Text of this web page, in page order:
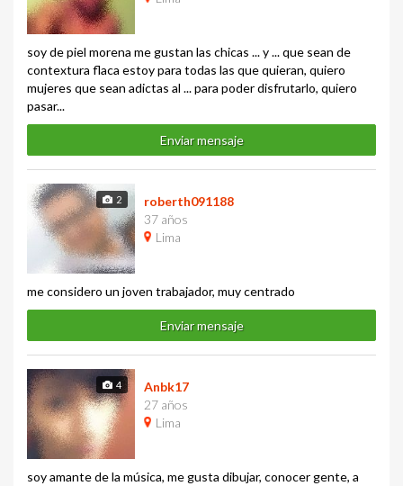
soy de piel morena me gustan las chicas ... y ... que sean de
contextura flaca estoy para todas las que quieran, quiero
mujeres que sean adictas al ... para poder disfrutarlo, quiero
pasar...
Enviar mensaje
2
roberth091188
37 años
Lima
me considero un joven trabajador, muy centrado
Enviar mensaje
4
Anbk17
27 años
Lima
soy amante de la música, me gusta dibujar, conocer gente, a